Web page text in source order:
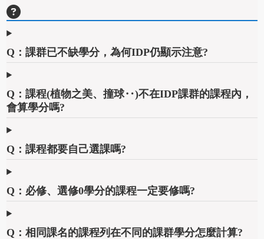
Q：課群已不缺學分，為何IDP仍顯示注意?
Q：課程(植物之美、撞球‥)不在IDP課群的課程內，
會算學分嗎?
Q：課程都要自己選課嗎?
Q：必修、選修0學分的課程一定要修嗎?
Q：相同課名的課程列在不同的課群學分怎麼計算?